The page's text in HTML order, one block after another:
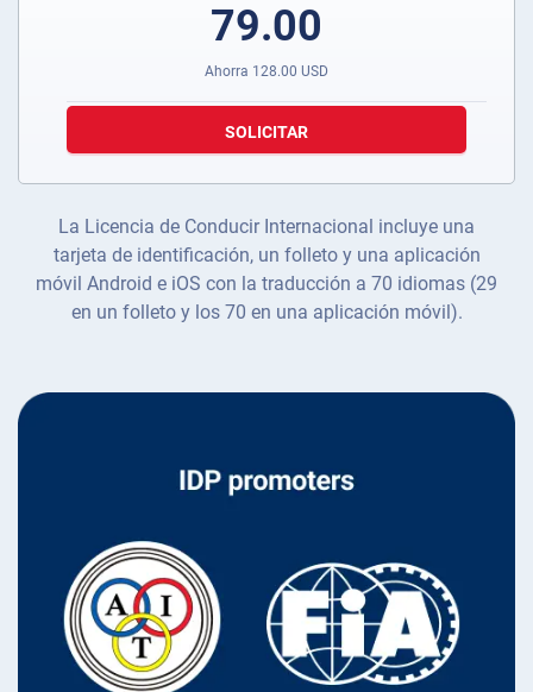
79.00
Ahorra 128.00 USD
SOLICITAR
La Licencia de Conducir Internacional incluye una
tarjeta de identificación, un folleto y una aplicación
móvil Android e iOS con la traducción a 70 idiomas (29
en un folleto y los 70 en una aplicación móvil).